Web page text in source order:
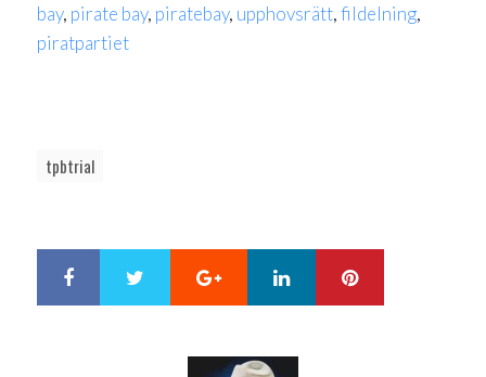
bay, pirate bay, piratebay, upphovsrätt,fildelning,
piratpartiet
tpbtrial
Google+ LinkedIn